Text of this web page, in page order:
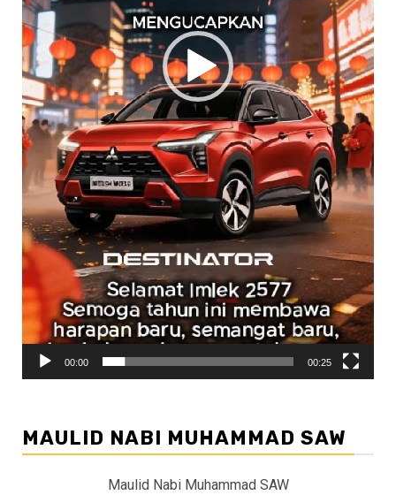
00:00 00:25
MAULID NABI MUHAMMAD SAW
Maulid Nabi Muhammad SAW